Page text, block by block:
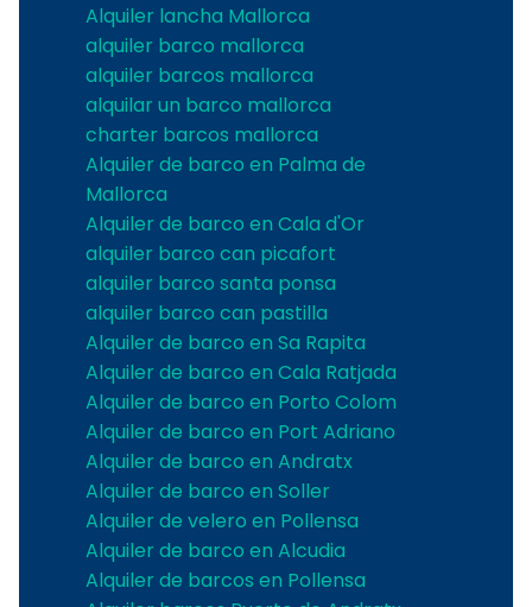
Alquiler lancha Mallorca
alquiler barco mallorca
alquiler barcos mallorca
alquilar un barco mallorca
charter barcos mallorca
Alquiler de barco en Palma de
Mallorca
Alquiler de barco en Cala d'Or
alquiler barco can picafort
alquiler barco santa ponsa
alquiler barco can pastilla
Alquiler de barco en Sa Rapita
Alquiler de barco en Cala Ratjada
Alquiler de barco en Porto Colom
Alquiler de barco en Port Adriano
Alquiler de barco en Andratx
Alquiler de barco en Soller
Alquiler de velero en Pollensa
Alquiler de barco en Alcudia
Alquiler de barcos en Pollensa